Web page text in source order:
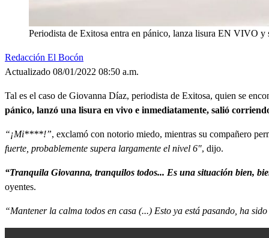
Periodista de Exitosa entra en pánico, lanza lisura EN VIVO
Redacción El Bocón
Actualizado 08/01/2022 08:50 a.m.
Tal es el caso de Giovanna Díaz, periodista de Exitosa, quien se
pánico, lanzó una lisura en vivo e inmediatamente, salió
“¡Mi****!”, exclamó con notorio miedo, mientras su compañero
fuerte, probablemente supera largamente el nivel 6″, dijo.
“Tranquila Giovanna, tranquilos todos... Es una situación bien,
oyentes.
“Mantener la calma todos en casa (...) Esto ya está pasando, ha